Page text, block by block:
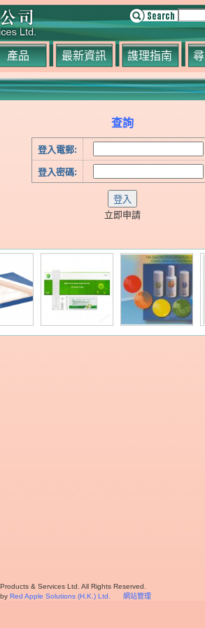
產品 最新資訊 謢理指南
查詢
登入電郵:
登入密碼:
立即申請
& Services Ltd. All Rights Reserved.
Red Apple Solutions (H.K.) Ltd. 網站管理